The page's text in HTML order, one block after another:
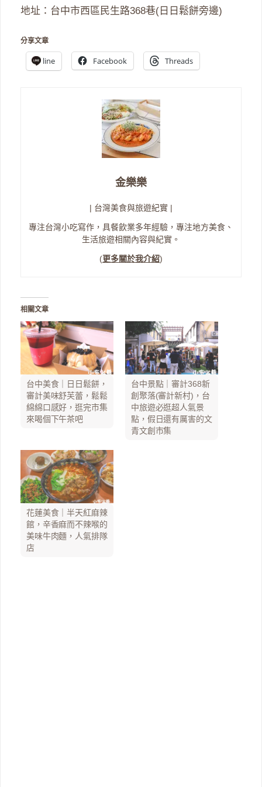
地址：台中市西區民生路368巷(日日鬆餅旁邊)
分享文章
line Facebook Threads
金樂樂
| 台灣美食與旅遊紀實 |
專注台灣小吃寫作，具餐飲業多年經驗，專注地方美食、
生活旅遊相關內容與紀實。
(更多關於我介紹)
相關文章
台中美食｜日日鬆餅，
審計美味舒芙蕾，鬆鬆
綿綿口感好，逛完市集
來喝個下午茶吧
台中景點｜審計368新
創聚落(審計新村)，台
中旅遊必逛超人氣景
點，假日還有厲害的文
青文創市集
花蓮美食｜半天紅麻辣
館，辛香麻而不辣喉的
美味牛肉麵，人氣排隊
店